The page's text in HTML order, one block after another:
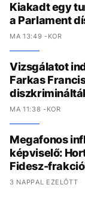
Kiakadt egy
a Parlament
MA 13:49 -KOR
Vizsgálatot
Farkas
MA 11:38 -KOR
Megafonos
képviselő:
Fidesz-
3 NAPPAL EZELŐTT